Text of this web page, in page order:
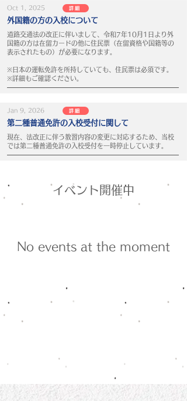
Oct 1, 2025
外国籍の方の入校について
道路交通法の改正に伴いまして、令和7年10月1日より外
国籍の方は在留カードの他に住民票（在留資格や国籍等の
表示されたもの）が必要になります。
※日本の運転免許を所持していても、住民票は必須です。
※詳細もご確認ください。
詳細
Jan 9, 2026
第二種普通免許の入校受付に関して
現在、法改正に伴う教習内容の変更に対応するため、当校
では第二種普通免許の入校受付を一時停止しています。
詳細
イベント開催中
No events at the moment